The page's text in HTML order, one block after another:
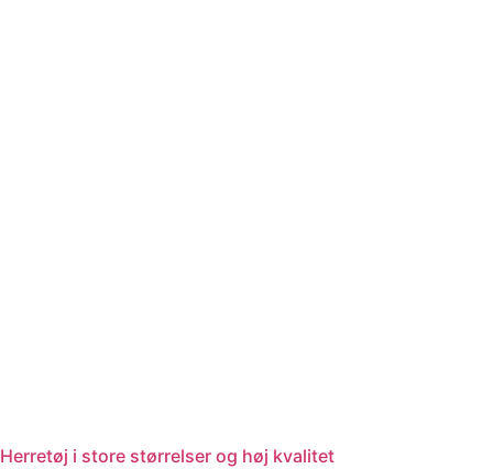
Herretøj i store størrelser og høj kvalitet